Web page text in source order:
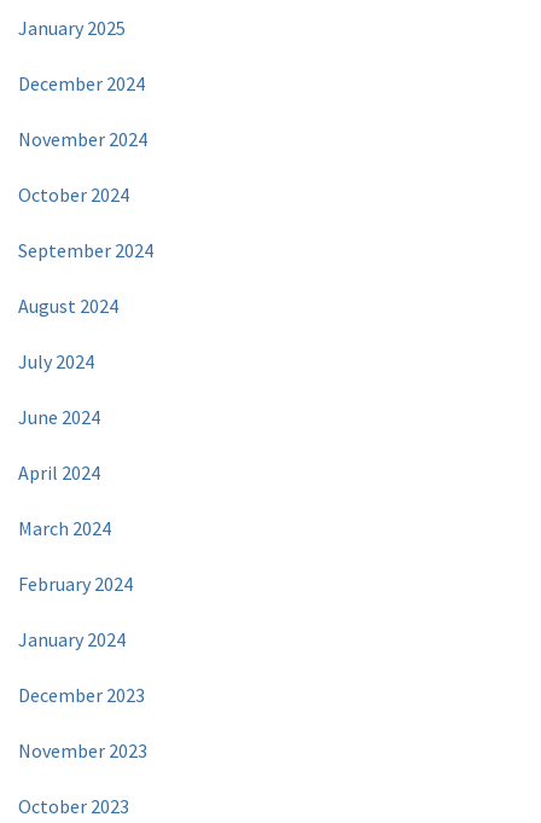
January 2025
December 2024
November 2024
October 2024
September 2024
August 2024
July 2024
June 2024
April 2024
March 2024
February 2024
January 2024
December 2023
November 2023
October 2023